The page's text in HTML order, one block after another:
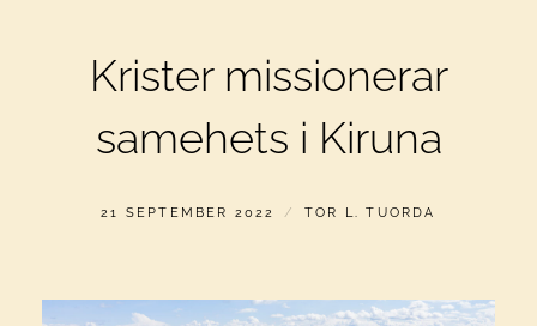
Krister missionerar
samehets i Kiruna
PUBLICERAT
21 SEPTEMBER 2022 AV
TOR L. TUORDA